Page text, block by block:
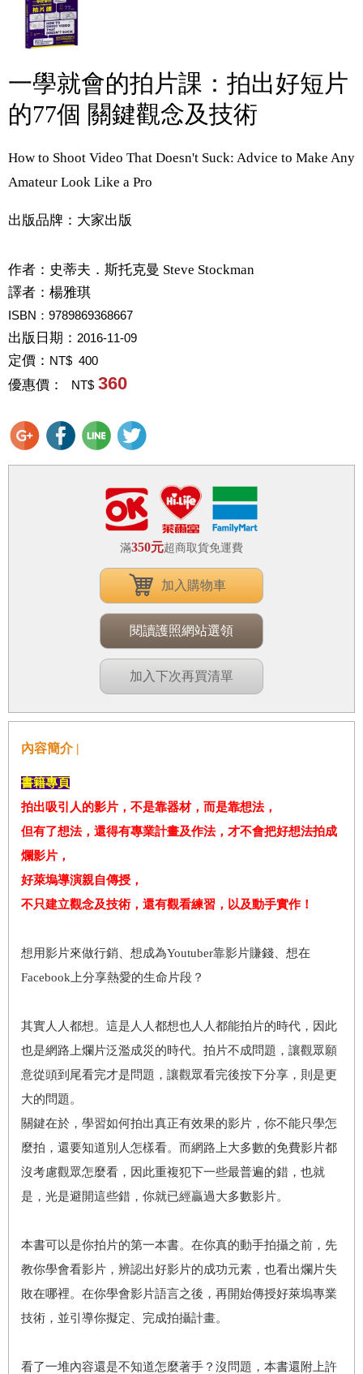
一學就會的拍片課：拍出好短片
的77個 關鍵觀念及技術
How to Shoot Video That Doesn't Suck: Advice to Make Any
Amateur Look Like a Pro
出版品牌：大家出版
作者： 史蒂夫．斯托克曼 Steve Stockman
譯者： 楊雅琪
ISBN：9789869368667
出版日期： 2016-11-09
定價： NT$ 400
優惠價： NT$ 360
滿350元超商取貨免運費
加入購物車
閱讀護照網站選領
加入下次再買清單
內容簡介 |
書籍專頁
拍出吸引人的影片，不是靠器材，而是靠想法，
但有了想法，還得有專業計畫及作法，才不會把好想法拍成
爛影片，
好萊塢導演親自傳授，
不只建立觀念及技術，還有觀看練習，以及動手實作！
想用影片來做行銷、想成為Youtuber靠影片賺錢、想在
Facebook上分享熱愛的生命片段？
其實人人都想。這是人人都想也人人都能拍片的時代，因此
也是網路上爛片泛濫成災的時代。拍片不成問題，讓觀眾願
意從頭到尾看完才是問題，讓觀眾看完後按下分享，則是更
大的問題。
關鍵在於，學習如何拍出真正有效果的影片，你不能只學怎
麼拍，還要知道別人怎樣看。而網路上大多數的免費影片都
沒考慮觀眾怎麼看，因此重複犯下一些最普遍的錯，也就
是，光是避開這些錯，你就已經贏過大多數影片。
本書可以是你拍片的第一本書。在你真的動手拍攝之前，先
教你學會看影片，辨認出好影片的成功元素，也看出爛片失
敗在哪裡。在你學會影片語言之後，再開始傳授好萊塢專業
技術，並引導你擬定、完成拍攝計畫。
看了一堆內容還是不知道怎麼著手？沒問題，本書還附上許